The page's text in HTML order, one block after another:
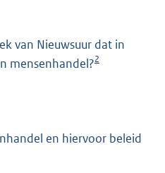
van Nieuwsuur dat in
mensenhandel?2
en hiervoor beleid